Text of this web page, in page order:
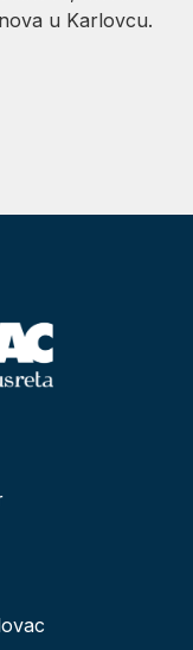
u Karlovcu.